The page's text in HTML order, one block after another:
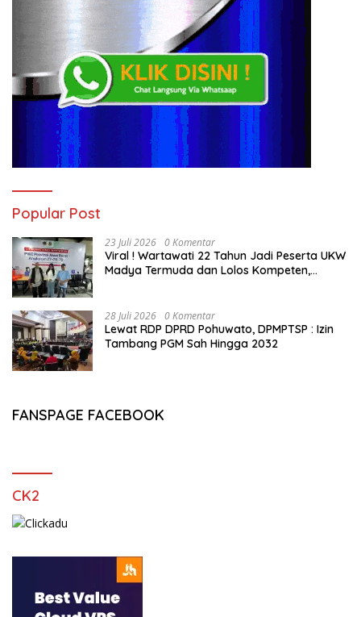
Popular Post
23 Juli 2026 0 Komentar
Viral ! Wartawati 22 Tahun Jadi Peserta UKW
Madya Termuda dan Lolos Kompeten,
28 Juli 2026 0 Komentar
Lewat RDP DPRD Pohuwato, DPMPTSP : Izin
Tambang PGM Sah Hingga 2032
FANSPAGE FACEBOOK
CK2